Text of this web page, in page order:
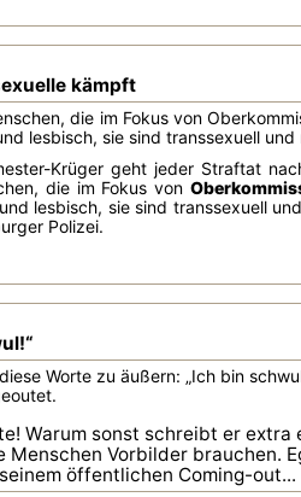
kämpft
die im Fokus von
lesbisch, sie sind transsexuell
Krüger geht jeder Straftat
die im Fokus von
lesbisch, sie sind transsexuell
Polizei.
Worte zu äußern: „Ich bin
Warum sonst schreibt er extra
Vorbilder brauchen.
öffentlichen Coming-out...